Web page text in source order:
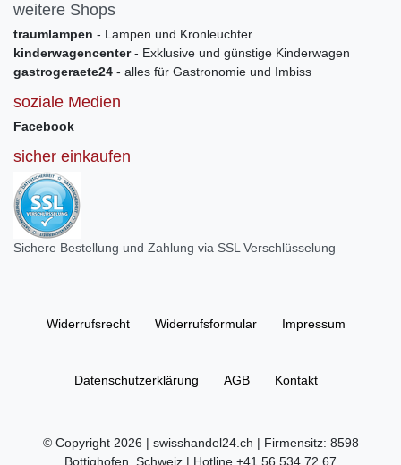
weitere Shops
traumlampen - Lampen und Kronleuchter
kinderwagencenter- Exklusive und günstige Kinderwagen
gastrogeraete24 - alles für Gastronomie und Imbiss
soziale Medien
Facebook
sicher einkaufen
Sichere Bestellung und Zahlung via SSL Verschlüsselung
Widerrufs­recht Widerrufs­formular Impressum
Daten­schutz­erklärung AGB Kontakt
© Copyright 2026 | swisshandel24.ch | Firmensitz: 8598
Bottighofen, Schweiz | Hotline +41 56 534 72 67